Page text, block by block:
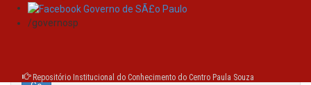
/governosp
Repositório Institucional do Conhecimento do Centro Paula Souza
Search: